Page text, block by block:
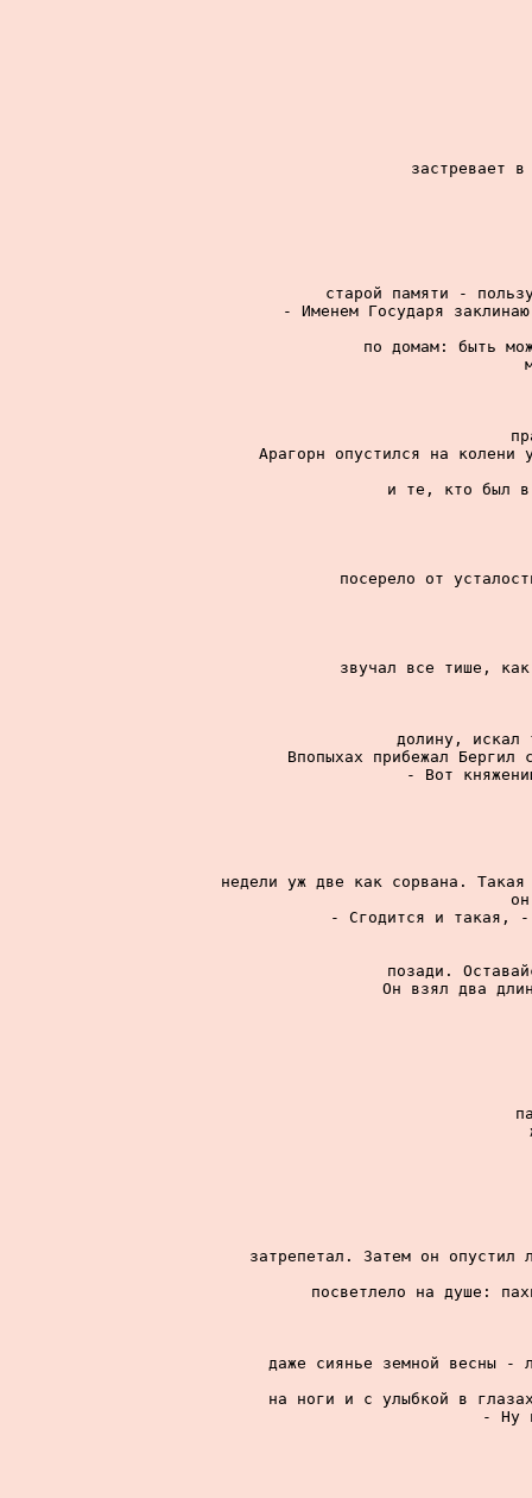
застревает
старой памяти -
- Именем Государя
по домам: быть
Арагорн опустился на
и те, кто был в
посерело от
звучал все тише,
долину, искал
Впопыхах прибежал Бергил
- Вот
недели уж две как сорвана.
- Сгодится и такая,
позади.
Он взял два
затрепетал. Затем он опустил
посветлело на душе:
даже сиянье земной весны -
на ноги и с улыбкой в
- Ну